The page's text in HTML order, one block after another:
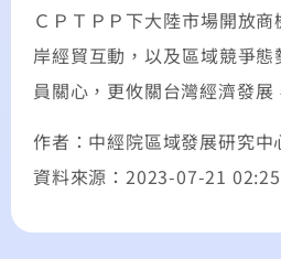
ＣＰＴＰＰ下大陸市場開放
岸經貿互動，以及區域競爭
員關心，更攸關台灣經濟發展
作者：中經院區域發展研究
資料來源：2023-07-21